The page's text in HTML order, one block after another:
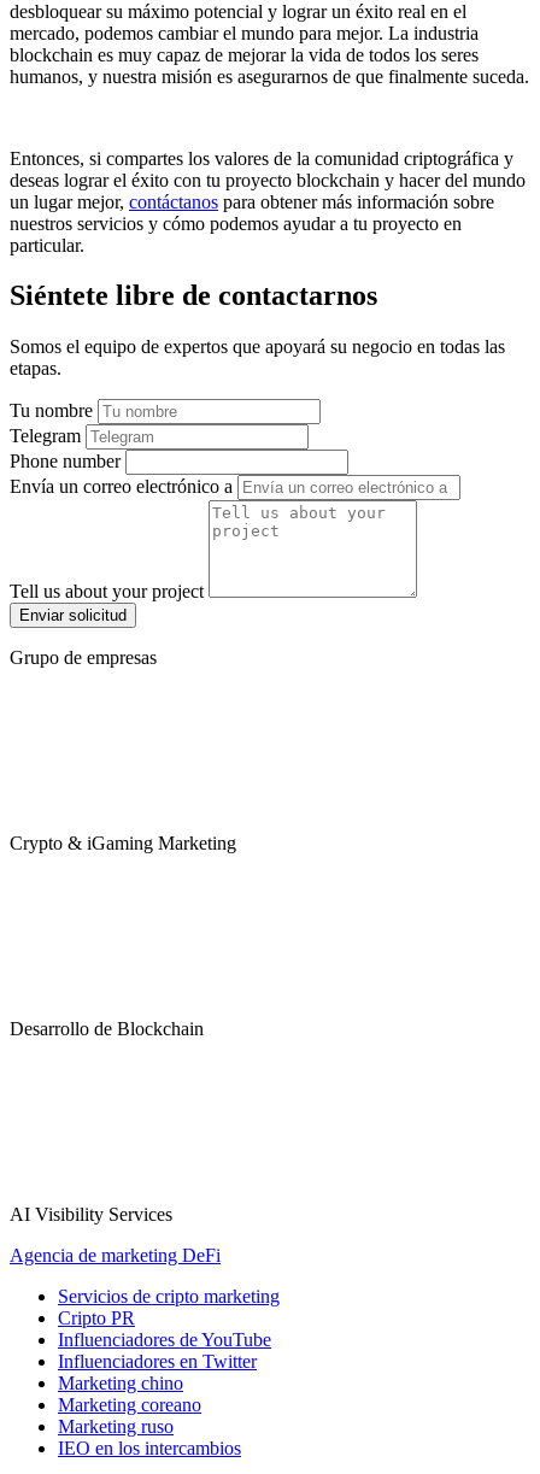
desbloquear su máximo potencial y lograr un éxito real en el
mercado, podemos cambiar el mundo para mejor. La industria
blockchain es muy capaz de mejorar la vida de todos los seres
humanos, y nuestra misión es asegurarnos de que finalmente suceda.
Entonces, si compartes los valores de la comunidad criptográfica y
deseas lograr el éxito con tu proyecto blockchain y hacer del mundo
un lugar mejor, contáctanos para obtener más información sobre
nuestros servicios y cómo podemos ayudar a tu proyecto en
particular.
Siéntete libre de contactarnos
Somos el equipo de expertos que apoyará su negocio en todas las
etapas.
Tu nombre
Telegram
Phone number
Envía un correo electrónico a
Tell us about your project
Enviar solicitud
Grupo de empresas
Crypto & iGaming Marketing
Desarrollo de Blockchain
AI Visibility Services
Agencia de marketing DeFi
Servicios de cripto marketing
Cripto PR
Influenciadores de YouTube
Influenciadores en Twitter
Marketing chino
Marketing coreano
Marketing ruso
IEO en los intercambios